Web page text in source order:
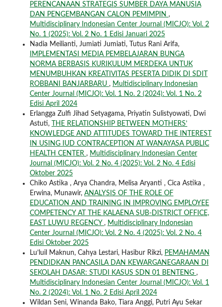
PERENCANAAN STRATEGIS SUMBER DAYA MANUSIA
DAN PENGEMBANGAN CALON PEMIMPIN ,
Multidisciplinary Indonesian Center Journal (MICJO): Vol. 2
No. 1 (2025): Vol. 2 No. 1 Edisi Januari 2025
Nadia Meilianti, Jumiati Jumiati, Tutus Rani Arifa,
IMPLEMENTASI MEDIA PEMBELAJARAN BUNGA
NORMA BERBASIS KURIKULUM MERDEKA UNTUK
MENUMBUHKAN KREATIVITAS PESERTA DIDIK DI SDIT
ROBBANI BANJARBARU , Multidisciplinary Indonesian
Center Journal (MICJO): Vol. 1 No. 2 (2024): Vol. 1 No. 2
Edisi April 2024
Erlangga Zulfi Jihad Setyagama, Priyatin Sulistyowati, Dwi
Astuti,
THE RELATIONSHIP BETWEEN MOTHERS’
KNOWLEDGE AND ATTITUDES TOWARD THE INTEREST
IN USING IUD CONTRACEPTION AT WANAYASA PUBLIC
HEALTH CENTER , Multidisciplinary Indonesian Center
Journal (MICJO): Vol. 2 No. 4 (2025): Vol. 2 No. 4 Edisi
Oktober 2025
Chiko Astika , Arya Chandra, Melisa Aryanti , Cica Astika ,
Erwina, Munawir, ANALYSIS OF THE ROLE OF
EDUCATION AND TRAINING IN IMPROVING EMPLOYEE
COMPETENCY AT THE KALAENA SUB-DISTRICT OFFICE,
EAST LUWU REGENCY , Multidisciplinary Indonesian
Center Journal (MICJO): Vol. 2 No. 4 (2025): Vol. 2 No. 4
Edisi Oktober 2025
Lu’luil Maknun, Cahya Lestari, Hasibur Rikzi, PEMAHAMAN
PENDIDKAN PANCASILA DAN KEWARGANEGARAAN DI
SEKOLAH DASAR: STUDI KASUS SDN 01 BENTENG ,
Multidisciplinary Indonesian Center Journal (MICJO): Vol. 1
No. 2 (2024): Vol. 1 No. 2 Edisi April 2024
Wildan Seni, Winanda Bako, Tiara Anggi, Putri Ayu Sekar